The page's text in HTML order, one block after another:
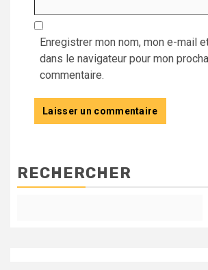
Enregistrer mon nom, mon e-mail
dans le navigateur pour mon
commentaire.
RECHERCHER